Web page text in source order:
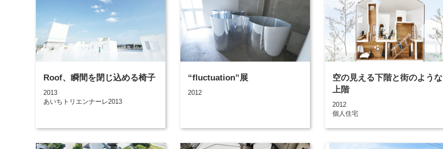
Roof、瞬間を閉じ込める椅子
2013
あいちトリエンナーレ2013
“fluctuation”展
2012
空の見える下階と街のような
上階
2012
個人住宅